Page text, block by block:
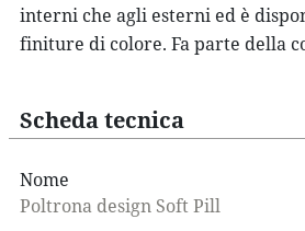
interni che agli esterni ed è
finiture di colore. Fa parte della
Scheda tecnica
Nome
Poltrona design Soft Pill